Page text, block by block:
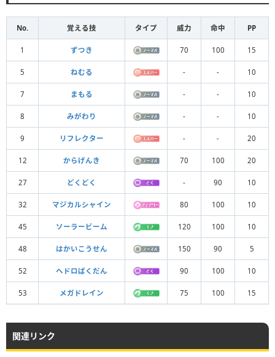
No. 覚える技 タイプ 威力 命中 PP
1 ずつき 70 100 15
5 ねむる - - 10
7 まもる - - 10
8 みがわり - - 10
9 リフレクター - - 20
12 からげんき 70 100 20
27 どくどく - 90 10
32 マジカルシャイン 80 100 10
45 ソーラービーム 120 100 10
48 はかいこうせん 150 90 5
52 ヘドロばくだん 90 100 10
53 メガドレイン 75 100 15
関連リンク